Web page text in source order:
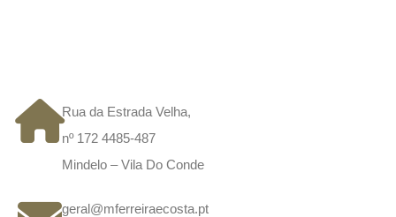
Rua da Estrada Velha,
nº 172 4485-487
Mindelo – Vila Do Conde
geral@mferreiraecosta.pt